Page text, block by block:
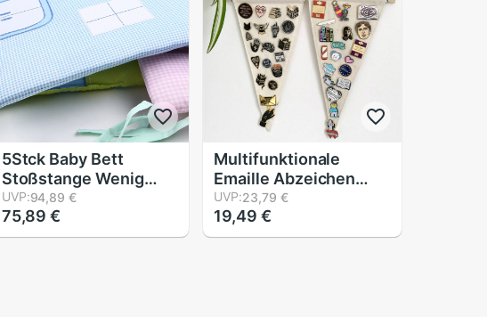
5Stck Baby Bett
Stoßstange Wenig
Haus aufbringen
Krippe Schutz Baby
Kinderbett
UVP:94,89 €
75,89 €
Multifunktionale
Emaille Abzeichen
Broschen Anzeige
Hängen Leinwand
Zimmer Dekoration
UVP:23,79 €
19,49 €